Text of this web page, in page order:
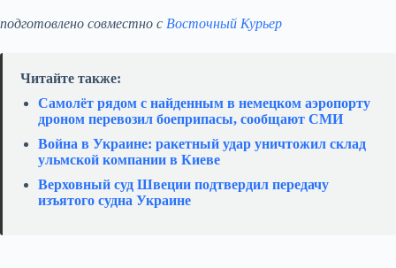
подготовлено совместно с Восточный Курьер
Читайте также:
Самолёт рядом с найденным в немецком аэропорту
дроном перевозил боеприпасы, сообщают СМИ
Война в Украине: ракетный удар уничтожил склад
ульмской компании в Киеве
Верховный суд Швеции подтвердил передачу
изъятого судна Украине